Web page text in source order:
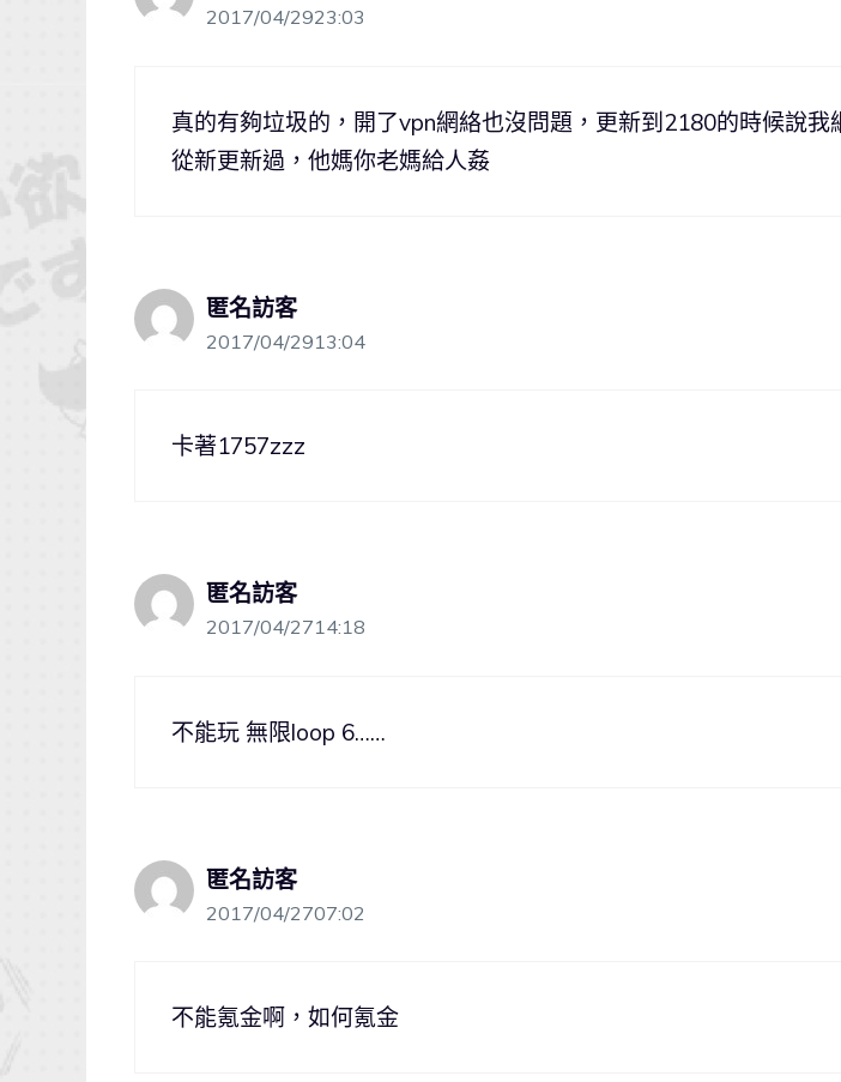
2017/04/2923:03
真的有夠垃圾的，開了vpn網絡也沒問題，更新到2180的時候說我
從新更新過，他媽你老媽給人姦
匿名訪客
2017/04/2913:04
卡著1757zzz
匿名訪客
2017/04/2714:18
不能玩 無限loop 6……
匿名訪客
2017/04/2707:02
不能氪金啊，如何氪金